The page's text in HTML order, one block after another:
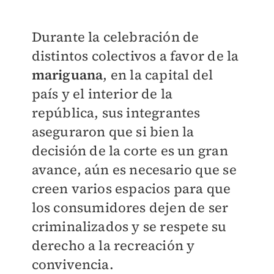
Durante la celebración de
distintos colectivos a favor de la
mariguana, en la capital del
país y el interior de la
república, sus integrantes
aseguraron que si bien la
decisión de la corte es un gran
avance, aún es necesario que se
creen varios espacios para que
los consumidores dejen de ser
criminalizados y se respete su
derecho a la recreación y
convivencia.